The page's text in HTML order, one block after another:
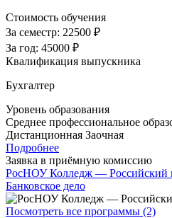
Стоимость обучения
За семестр: 22500 ₽
За год: 45000 ₽
Квалификация выпускника
Бухгалтер
Уровень образования
Среднее профессиональное
Дистанционная Заочная
Подробнее
Заявка в приёмную комиссию
РосНОУ Колледж — Российский
Банковское дело
Посмотреть все программы (2)